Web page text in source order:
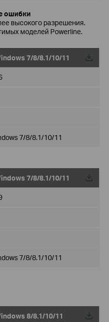
ошибки
высокого разрешения.
моделей Powerline.
7/8/8.1/10/11
7/8/8.1/10/11
7/8/8.1/10/11
7/8/8.1/10/11
8/8.1/10/11